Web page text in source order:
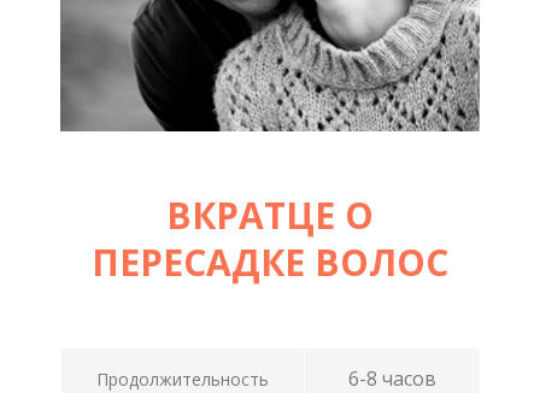
ВКРАТЦЕ О
ПЕРЕСАДКЕ ВОЛОС
Продолжительность
6-8 часов